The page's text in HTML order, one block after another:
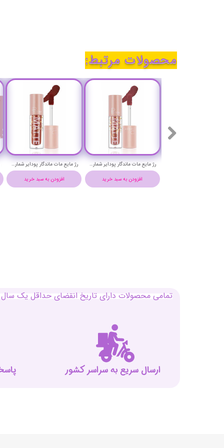
رژ مایع مات ماندگار پودایر شماره 1 - Pudaier matte lip fluid
افزودن به سبد خرید
رژ مایع مات ماندگار پودایر شماره 6 - Pudaier matte lip fluid
افزودن به سبد خرید
محصولات مرتبط:
تمامی محصولات دارای تاریخ انقضای حداقل یک
ارسال سریع به سراسر کشور